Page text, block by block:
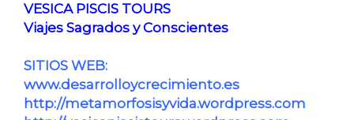
VESICA PISCIS TOURS
Viajes Sagrados y Conscientes
SITIOS WEB:
www.desarrolloycrecimiento.es
http://metamorfosisyvida.wordpress.com